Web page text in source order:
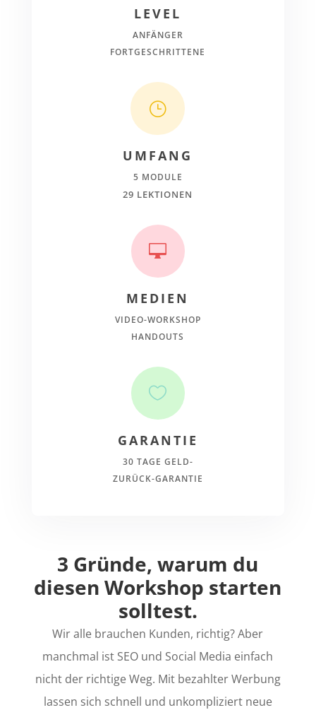
LEVEL
ANFÄNGER
FORTGESCHRITTENE
}
UMFANG
5 MODULE
29 LEKTIONEN

MEDIEN
VIDEO-WORKSHOP
HANDOUTS

GARANTIE
30 TAGE GELD-
ZURÜCK-GARANTIE
3 Gründe, warum du
diesen Workshop starten
solltest.
Wir alle brauchen Kunden, richtig? Aber
manchmal ist SEO und Social Media einfach
nicht der richtige Weg. Mit bezahlter Werbung
lassen sich schnell und unkompliziert neue